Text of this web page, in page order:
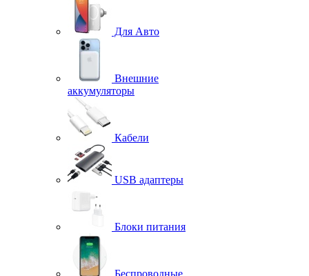
Для Авто
Внешние
аккумуляторы
Кабели
USB адаптеры
Блоки питания